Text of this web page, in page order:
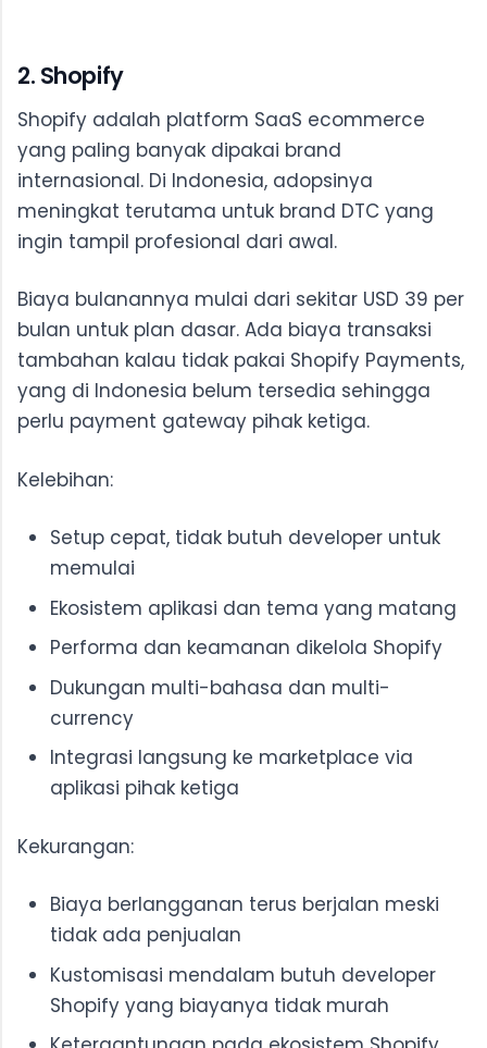
2. Shopify
Shopify adalah platform SaaS ecommerce
yang paling banyak dipakai brand
internasional. Di Indonesia, adopsinya
meningkat terutama untuk brand DTC yang
ingin tampil profesional dari awal.
Biaya bulanannya mulai dari sekitar USD 39 per
bulan untuk plan dasar. Ada biaya transaksi
tambahan kalau tidak pakai Shopify Payments,
yang di Indonesia belum tersedia sehingga
perlu payment gateway pihak ketiga.
Kelebihan:
Setup cepat, tidak butuh developer untuk
memulai
Ekosistem aplikasi dan tema yang matang
Performa dan keamanan dikelola Shopify
Dukungan multi-bahasa dan multi-
currency
Integrasi langsung ke marketplace via
aplikasi pihak ketiga
Kekurangan:
Biaya berlangganan terus berjalan meski
tidak ada penjualan
Kustomisasi mendalam butuh developer
Shopify yang biayanya tidak murah